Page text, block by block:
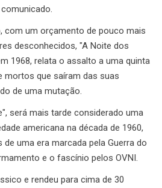
com um orçamento de pouco mais
desconhecidos, "A Noite dos
1968, relata o assalto a uma quinta
mortos que saíram das suas
de uma mutação.
será mais tarde considerado uma
americana na década de 1960,
uma era marcada pela Guerra do
e o fascínio pelos OVNI.
e rendeu para cima de 30